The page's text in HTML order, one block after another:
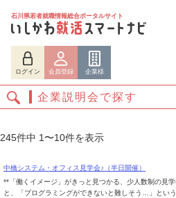
石川県若者就職情報総合ポータルサイト
ログイン 会員登録 企業様
企業説明会で探す
245件中 1〜10件を表示
中橋システム・オフィス見学会♪（半日開催）
**「働くイメージ」がきっと見つかる、少人数制の見
と、「プログラミングができないと難しそう…」という